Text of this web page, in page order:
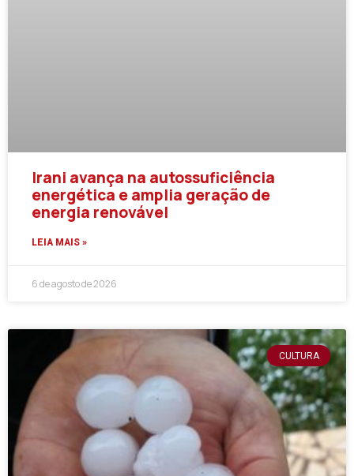
Irani avança na autossuficiência
energética e amplia geração de
energia renovável
LEIA MAIS »
6 de agosto de 2026
CULTURA